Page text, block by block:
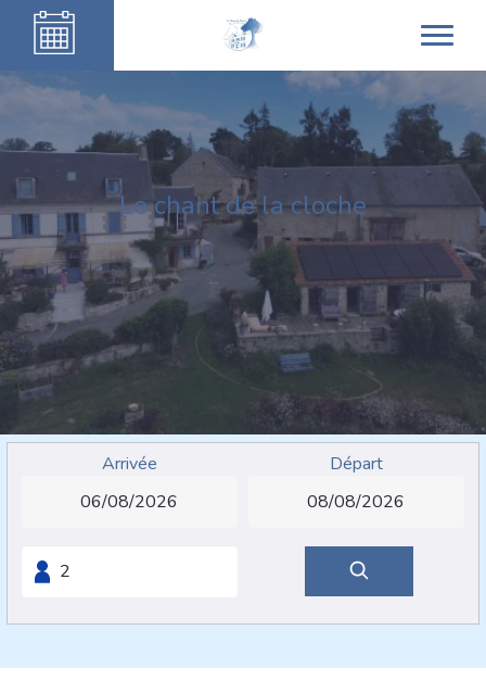
Le chant de la cloche
Arrivée Départ